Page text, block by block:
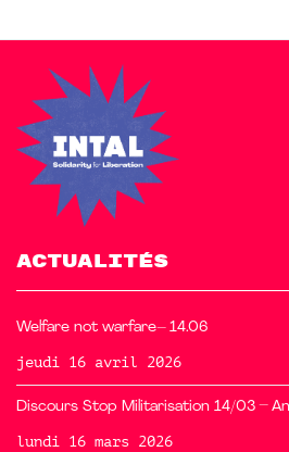
ACTUALITÉS
Welfare not warfare– 14.06
jeudi 16 avril 2026
Discours Stop Militarisation 14/03 –
lundi 16 mars 2026